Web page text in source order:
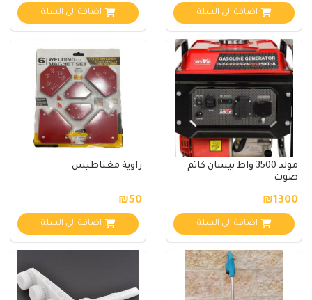
اضافة الي السلة اضافة الي السلة
مولد 3500 واط بيسان كاتم
صوت
₪1300
اضافة الي السلة
زاوية مغناطيس
₪50
اضافة الي السلة